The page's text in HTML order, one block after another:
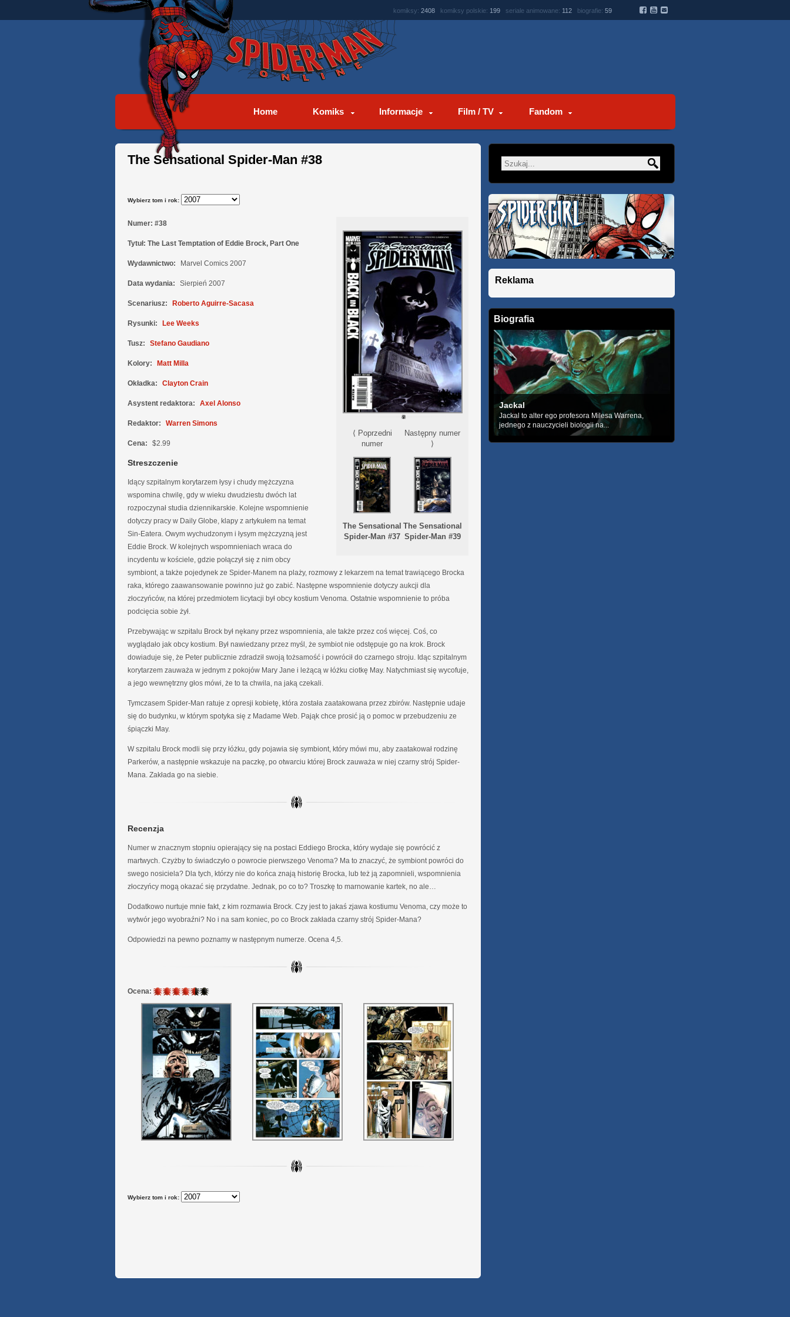
komiksy: 2408 komiksy polskie: 199 seriale animowane: 112 biografie: 59
Home Komiks Informacje Film / TV Fandom
The Sensational Spider-Man #38
Wybierz tom i rok:
⟨ Poprzedni
numer
The Sensational
Spider-Man #37
Następny numer
⟩
The Sensational
Spider-Man #39
Numer: #38
Tytuł: The Last Temptation of Eddie Brock, Part One
Wydawnictwo: Marvel Comics 2007
Data wydania: Sierpień 2007
Scenariusz: Roberto Aguirre-Sacasa
Rysunki: Lee Weeks
Tusz: Stefano Gaudiano
Kolory: Matt Milla
Okładka: Clayton Crain
Asystent redaktora: Axel Alonso
Redaktor: Warren Simons
Cena: $2.99
Streszczenie
Idący szpitalnym korytarzem łysy i chudy mężczyzna
wspomina chwilę, gdy w wieku dwudziestu dwóch lat
rozpoczynał studia dziennikarskie. Kolejne wspomnienie
dotyczy pracy w Daily Globe, klapy z artykułem na temat
Sin-Eatera. Owym wychudzonym i łysym mężczyzną jest
Eddie Brock. W kolejnych wspomnieniach wraca do
incydentu w kościele, gdzie połączył się z nim obcy
symbiont, a także pojedynek ze Spider-Manem na plaży, rozmowy z lekarzem na temat trawiącego Brocka
raka, którego zaawansowanie powinno już go zabić. Następne wspomnienie dotyczy aukcji dla
złoczyńców, na której przedmiotem licytacji był obcy kostium Venoma. Ostatnie wspomnienie to próba
podcięcia sobie żył.
Przebywając w szpitalu Brock był nękany przez wspomnienia, ale także przez coś więcej. Coś, co
wyglądało jak obcy kostium. Był nawiedzany przez myśl, że symbiot nie odstępuje go na krok. Brock
dowiaduje się, że Peter publicznie zdradził swoją tożsamość i powrócił do czarnego stroju. Idąc szpitalnym
korytarzem zauważa w jednym z pokojów Mary Jane i leżącą w łóżku ciotkę May. Natychmiast się wycofuje,
a jego wewnętrzny głos mówi, że to ta chwila, na jaką czekali.
Tymczasem Spider-Man ratuje z opresji kobietę, która została zaatakowana przez zbirów. Następnie udaje
się do budynku, w którym spotyka się z Madame Web. Pająk chce prosić ją o pomoc w przebudzeniu ze
śpiączki May.
W szpitalu Brock modli się przy łóżku, gdy pojawia się symbiont, który mówi mu, aby zaatakował rodzinę
Parkerów, a następnie wskazuje na paczkę, po otwarciu której Brock zauważa w niej czarny strój Spider-
Mana. Zakłada go na siebie.
Recenzja
Numer w znacznym stopniu opierający się na postaci Eddiego Brocka, który wydaje się powrócić z
martwych. Czyżby to świadczyło o powrocie pierwszego Venoma? Ma to znaczyć, że symbiont powróci do
swego nosiciela? Dla tych, którzy nie do końca znają historię Brocka, lub też ją zapomnieli, wspomnienia
złoczyńcy mogą okazać się przydatne. Jednak, po co to? Troszkę to marnowanie kartek, no ale…
Dodatkowo nurtuje mnie fakt, z kim rozmawia Brock. Czy jest to jakaś zjawa kostiumu Venoma, czy może to
wytwór jego wyobraźni? No i na sam koniec, po co Brock zakłada czarny strój Spider-Mana?
Odpowiedzi na pewno poznamy w następnym numerze. Ocena 4,5.
Ocena: 4.5
6
Wybierz tom i rok:
Reklama
Biografia
Jackal
Jackal to alter ego profesora Milesa Warrena,
jednego z nauczycieli biologii na...